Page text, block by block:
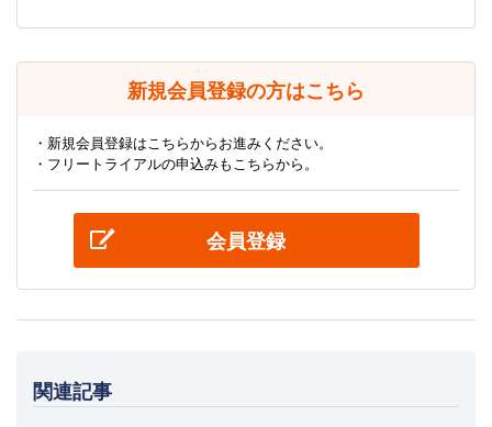
新規会員登録の方はこちら
・新規会員登録はこちらからお進みください。
・フリートライアルの申込みもこちらから。
会員登録
関連記事